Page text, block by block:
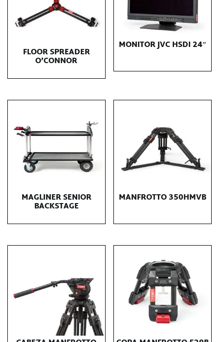
FLOOR SPREADER
O’CONNOR
MONITOR JVC HSDI 24″
MAGLINER SENIOR
BACKSTAGE
MANFROTTO 350HMVB